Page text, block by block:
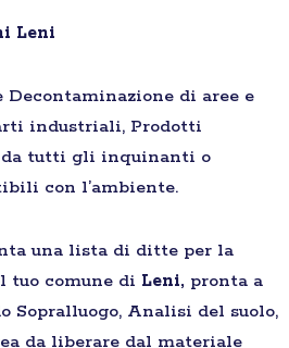
Leni
di aree e
industriali, Prodotti
da tutti gli inquinanti o
con l’ambiente.
una lista di ditte per la
tuo comune di Leni, pronta a
Sopralluogo, Analisi del suolo,
da liberare dal materiale